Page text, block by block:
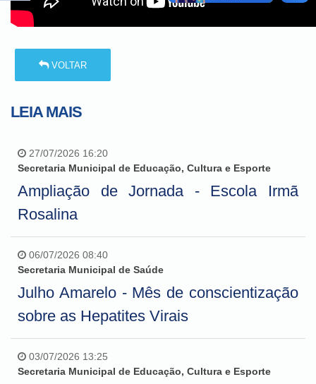
VOLTAR
LEIA MAIS
27/07/2026 16:20
Secretaria Municipal de Educação, Cultura e Esporte
Ampliação de Jornada - Escola Irmã
Rosalina
06/07/2026 08:40
Secretaria Municipal de Saúde
Julho Amarelo - Mês de conscientização
sobre as Hepatites Virais
03/07/2026 13:25
Secretaria Municipal de Educação, Cultura e Esporte